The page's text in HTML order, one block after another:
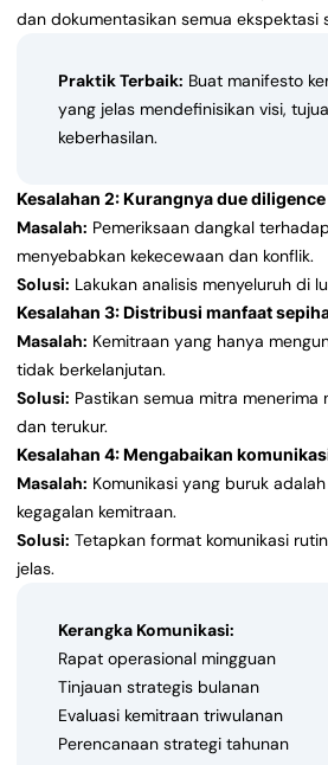
dan dokumentasikan semua ekspektasi
Praktik Terbaik: Buat manifesto
yang jelas mendefinisikan visi,
keberhasilan.
Kesalahan 2: Kurangnya due diligence
Masalah: Pemeriksaan dangkal
menyebabkan kekecewaan dan konflik.
Solusi: Lakukan analisis menyeluruh di
Kesalahan 3: Distribusi manfaat
Masalah: Kemitraan yang hanya
tidak berkelanjutan.
Solusi: Pastikan semua mitra menerima
dan terukur.
Kesalahan 4: Mengabaikan
Masalah: Komunikasi yang buruk
kegagalan kemitraan.
Solusi: Tetapkan format komunikasi
jelas.
Kerangka Komunikasi:
Rapat operasional mingguan
Tinjauan strategis bulanan
Evaluasi kemitraan triwulanan
Perencanaan strategi tahunan